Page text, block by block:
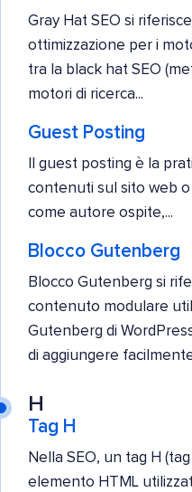
Gray Hat SEO si
ottimizzazione per i
tra la black hat SEO
motori di ricerca...
Guest Posting
Il guest posting è la
contenuti sul sito web
come autore ospite,...
Blocco Gutenberg
Blocco Gutenberg si
contenuto modulare
Gutenberg di
di aggiungere
H
Tag H
Nella SEO, un tag H
elemento HTML